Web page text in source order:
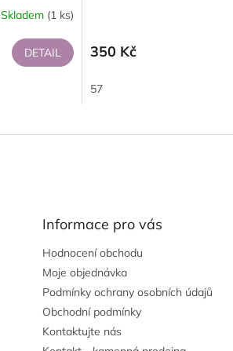
Skladem (1 ks)
DETAIL 350 Kč
57
Informace pro vás
Hodnocení obchodu
Moje objednávka
Podmínky ochrany osobních údajů
Obchodní podmínky
Kontaktujte nás